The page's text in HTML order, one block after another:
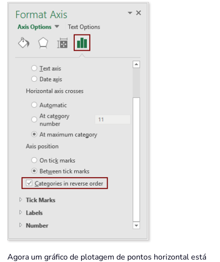
Agora um gráfico de plotagem de pontos horizontal está